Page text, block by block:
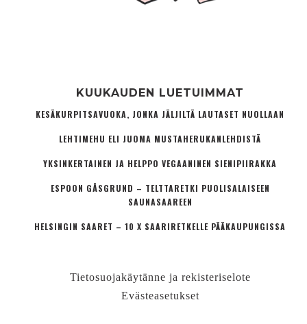
KUUKAUDEN LUETUIMMAT
KESÄKURPITSAVUOKA, JONKA JÄLJILTÄ LAUTASET NUOLLAAN
LEHTIMEHU ELI JUOMA MUSTAHERUKANLEHDISTÄ
YKSINKERTAINEN JA HELPPO VEGAANINEN SIENIPIIRAKKA
ESPOON GÅSGRUND – TELTTARETKI PUOLISALAISEEN
SAUNASAAREEN
HELSINGIN SAARET – 10 X SAARIRETKELLE PÄÄKAUPUNGISSA
Tietosuojakäytänne ja rekisteriselote
Evästeasetukset